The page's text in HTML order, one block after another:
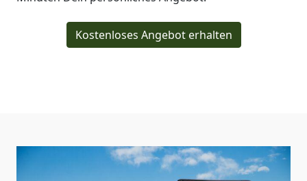
Kostenloses Angebot erhalten